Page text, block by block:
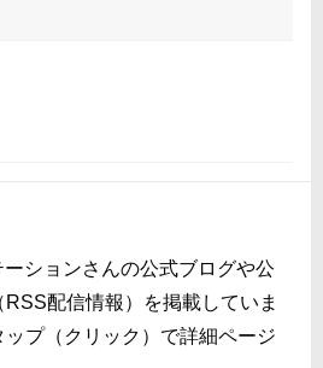
ションさんの公式ブログや公
配信情報）を掲載していま
プ（クリック）で詳細ページ